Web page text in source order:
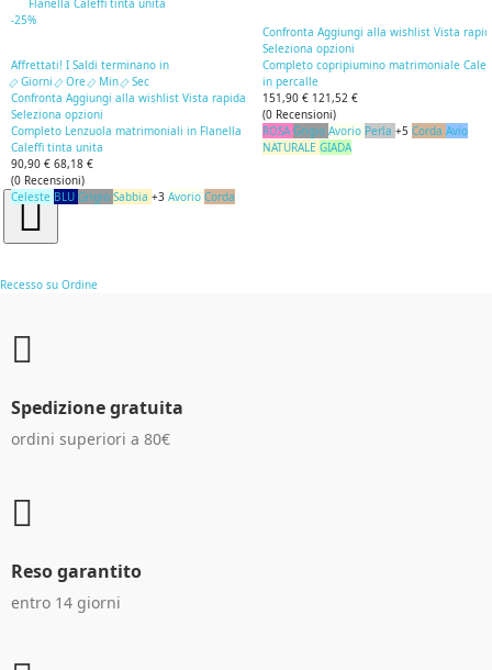
-25%
Affrettati! I Saldi terminano in
Giorni
Ore Min
Sec
Confronta Aggiungi alla wishlist Vista rapida
Seleziona opzioni
Completo Lenzuola matrimoniali in Flanella
Caleffi tinta unita
90,90 € 68,18 €
(0 Recensioni)
Celeste BLU Grigio Sabbia +3 Avorio Corda
Confronta Aggiungi alla wishlist Vista
Seleziona opzioni
Completo copripiumino matrimoniale
in percalle
151,90 € 121,52 €
(0 Recensioni)
ROSA Grigio Avorio Perla +5 Corda Avio
NATURALE GIADA
Recesso su Ordine
Spedizione gratuita
ordini superiori a 80€
Reso garantito
entro 14 giorni